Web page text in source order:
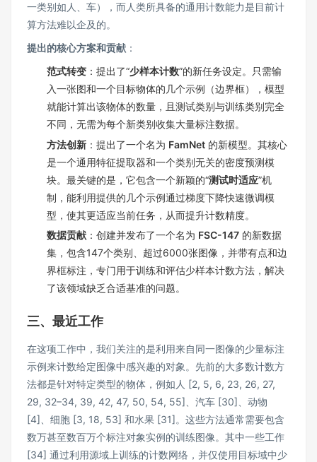
一类别如人、车），而人类所具备的通用计数能力是目前计
算方法难以企及的。
提出的核心方案和贡献 ：
范式转变 ：提出了“少样本计数”的新任务设定。只需输
入一张图和一个目标物体的几个示例（边界框），模型
就能计算出该物体的数量，且测试类别与训练类别完全
不同，无需为每个新类别收集大量标注数据。
方法创新 ：提出了一个名为 FamNet 的新模型。其核心
是一个通用特征提取器和一个类别无关的密度预测模
块。最关键的是，它包含一个新颖的“测试时适应”机
制，能利用提供的几个示例通过梯度下降快速微调模
型，使其更适应当前任务，从而提升计数精度。
数据贡献 ：创建并发布了一个名为 FSC-147 的新数据
集，包含147个类别、超过6000张图像，并带有点和边
界框标注，专门用于训练和评估少样本计数方法，解决
了该领域缺乏合适基准的问题。
三、最近工作
在这项工作中，我们关注的是利用来自同一图像的少量标注
示例来计数给定图像中感兴趣的对象。先前的大多数计数方
法都是针对特定类型的物体，例如人 [2, 5, 6, 23, 26, 27,
29, 32–34, 39, 42, 47, 50, 54, 55]、汽车 [30]、动物
[4]、细胞 [3, 18, 53] 和水果 [31]。这些方法通常需要包含
数万甚至数百万个标注对象实例的训练图像。其中一些工作
[34] 通过利用源域上训练的计数网络，并仅使用目标域中少